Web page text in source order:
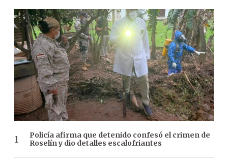
Policía afirma que detenido confesó el crimen de
Roselín y dio detalles escalofriantes